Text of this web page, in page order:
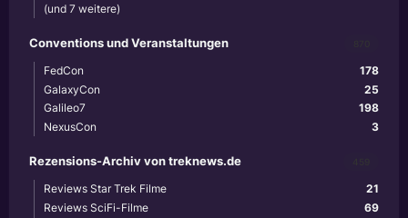
(und 7 weitere)
Conventions und Veranstaltungen
178
FedCon
25
GalaxyCon
198
Galileo7
3
NexusCon
Rezensions-Archiv von treknews.de
21
Reviews Star Trek Filme
69
Reviews SciFi-Filme